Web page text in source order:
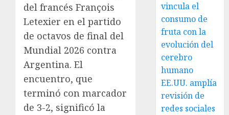
del francés François
Letexier en el partido
de octavos de final del
Mundial 2026 contra
Argentina. El
encuentro, que
terminó con marcador
de 3-2, significó la
vincula el
consumo de
fruta con la
evolución del
cerebro
humano
EE.UU. amplía
revisión de
redes sociales